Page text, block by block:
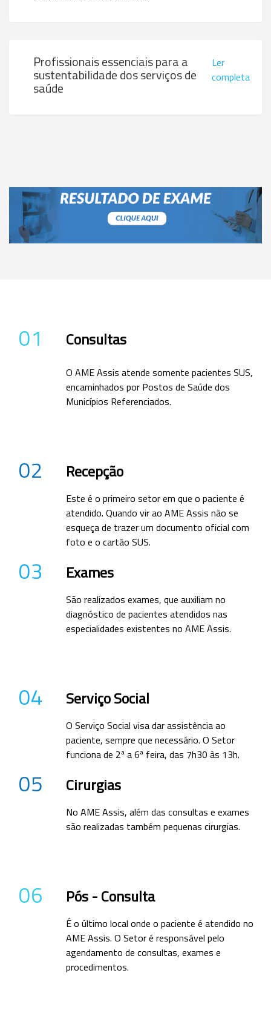
Profissionais essenciais para a
sustentabilidade dos serviços de
saúde
Ler
completa
01 Consultas
O AME Assis atende somente pacientes SUS,
encaminhados por Postos de Saúde dos
Municípios Referenciados.
02 Recepção
Este é o primeiro setor em que o paciente é
atendido. Quando vir ao AME Assis não se
esqueça de trazer um documento oficial com
foto e o cartão SUS.
03 Exames
São realizados exames, que auxiliam no
diagnóstico de pacientes atendidos nas
especialidades existentes no AME Assis.
04 Serviço Social
O Serviço Social visa dar assistência ao
paciente, sempre que necessário. O Setor
funciona de 2ª a 6ª feira, das 7h30 às 13h.
05 Cirurgias
No AME Assis, além das consultas e exames
são realizadas também pequenas cirurgias.
06 Pós - Consulta
É o último local onde o paciente é atendido no
AME Assis. O Setor é responsável pelo
agendamento de consultas, exames e
procedimentos.